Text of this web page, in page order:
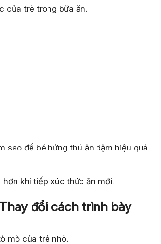
của trẻ trong bữa ăn.
sao để bé hứng thú ăn dặm hiệu quả
khi tiếp xúc thức ăn mới.
đổi cách trình bày
mò của trẻ nhỏ.